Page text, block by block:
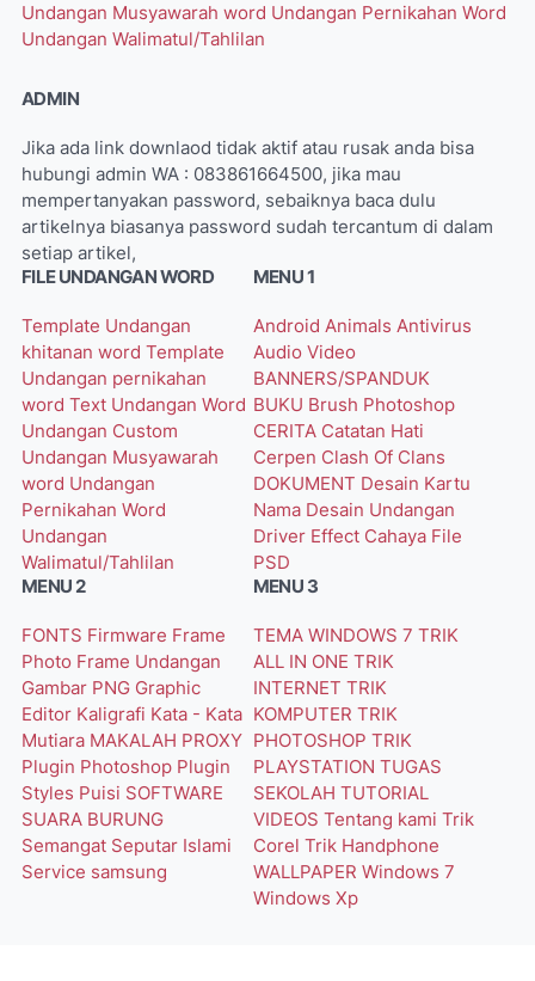
Undangan Musyawarah word Undangan Pernikahan Word
Undangan Walimatul/Tahlilan
ADMIN
Jika ada link downlaod tidak aktif atau rusak anda bisa
hubungi admin WA : 083861664500, jika mau
mempertanyakan password, sebaiknya baca dulu
artikelnya biasanya password sudah tercantum di dalam
setiap artikel,
FILE UNDANGAN WORD
Template Undangan
khitanan word Template
Undangan pernikahan
word Text Undangan Word
Undangan Custom
Undangan Musyawarah
word Undangan
Pernikahan Word
Undangan
Walimatul/Tahlilan
MENU 1
Android Animals Antivirus
Audio Video
BANNERS/SPANDUK
BUKU Brush Photoshop
CERITA Catatan Hati
Cerpen Clash Of Clans
DOKUMENT Desain Kartu
Nama Desain Undangan
Driver Effect Cahaya File
PSD
MENU 2
FONTS Firmware Frame
Photo Frame Undangan
Gambar PNG Graphic
Editor Kaligrafi Kata - Kata
Mutiara MAKALAH PROXY
Plugin Photoshop Plugin
Styles Puisi SOFTWARE
SUARA BURUNG
Semangat Seputar Islami
Service samsung
MENU 3
TEMA WINDOWS 7 TRIK
ALL IN ONE TRIK
INTERNET TRIK
KOMPUTER TRIK
PHOTOSHOP TRIK
PLAYSTATION TUGAS
SEKOLAH TUTORIAL
VIDEOS Tentang kami Trik
Corel Trik Handphone
WALLPAPER Windows 7
Windows Xp